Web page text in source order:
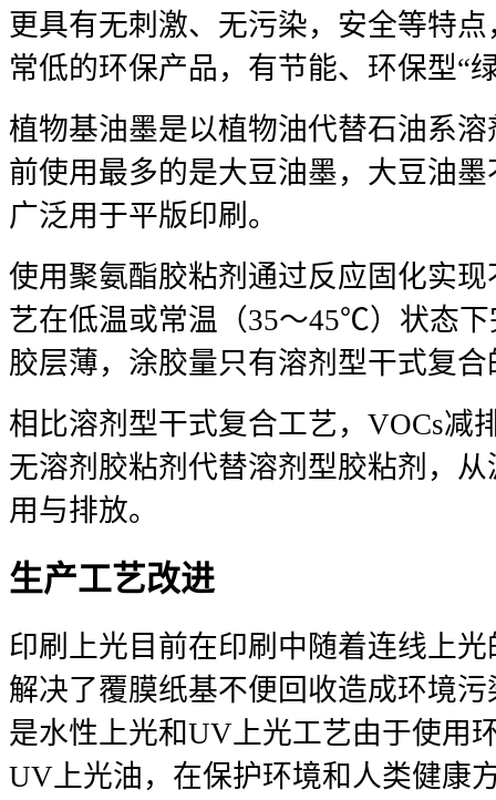
更具有无刺激、无污染，安全等特
常低的环保产品，有节能、环保型“
植物基油墨是以植物油代替石油系
前使用最多的是大豆油墨，大豆油
广泛用于平版印刷。
使用聚氨酯胶粘剂通过反应固化实
艺在低温或常温（35～45℃）状态
胶层薄，涂胶量只有溶剂型干式复合
相比溶剂型干式复合工艺，VOCs减
无溶剂胶粘剂代替溶剂型胶粘剂，
用与排放。
生产工艺改进
印刷上光目前在印刷中随着连线上
解决了覆膜纸基不便回收造成环境
是水性上光和UV上光工艺由于使用
UV上光油，在保护环境和人类健康